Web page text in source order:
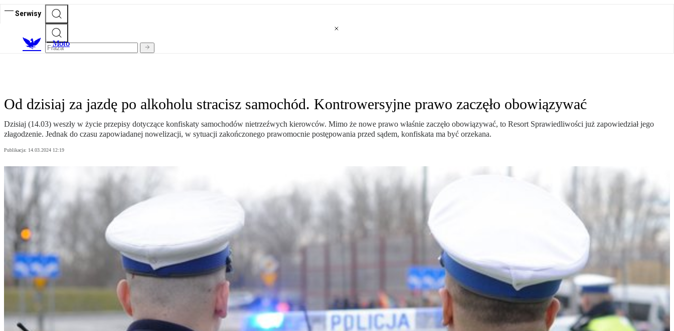
Serwisy
Moto
Od dzisiaj za jazdę po alkoholu stracisz samochód. Kontrowersyjne prawo zaczęło obowiązywać
Dzisiaj (14.03) weszły w życie przepisy dotyczące konfiskaty samochodów nietrzeźwych kierowców. Mimo że nowe prawo właśnie zaczęło obowiązywać, to Resort Sprawiedliwości już zapowiedział jego
złagodzenie. Jednak do czasu zapowiadanej nowelizacji, w sytuacji zakończonego prawomocnie postępowania przed sądem, konfiskata ma być orzekana.
Publikacja: 14.03.2024 12:19